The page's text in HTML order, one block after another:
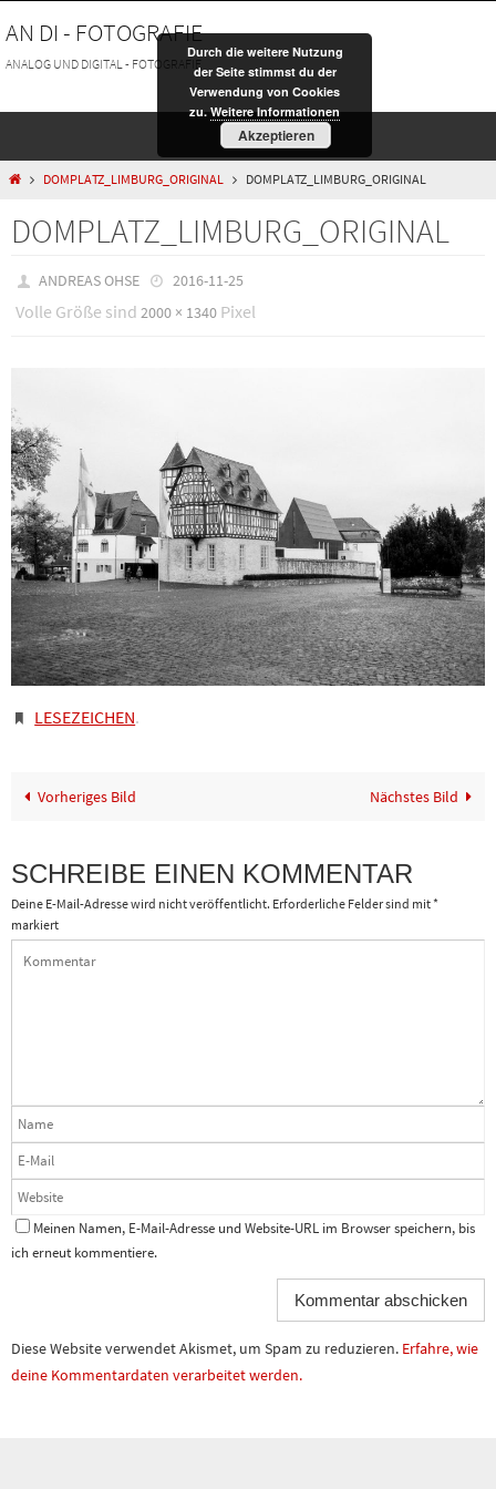
Inhalt
springen
AN DI - FOTOGRAFIE
ANALOG UND DIGITAL - FOTOGRAFIE
HOMEDOMPLATZ_LIMBURG_ORIGINAL DOMPLATZ_LIMBURG_ORIGINAL
DOMPLATZ_LIMBURG_ORIGINAL
ANDREAS OHSE 2016-11-25
Volle Größe sind 2000 × 1340 Pixel
LESEZEICHEN.
Vorheriges Bild Nächstes Bild
SCHREIBE EINEN KOMMENTAR
Deine E-Mail-Adresse wird nicht veröffentlicht. Erforderliche Felder sind mit*
markiert
Meinen Namen, E-Mail-Adresse und Website-URL im Browser speichern, bis
ich erneut kommentiere.
Diese Website verwendet Akismet, um Spam zu reduzieren. Erfahre, wie
deine Kommentardaten verarbeitet werden.
Durch die weitere Nutzung
der Seite stimmst du der
Verwendung von Cookies
zu.Weitere Informationen
Akzeptieren